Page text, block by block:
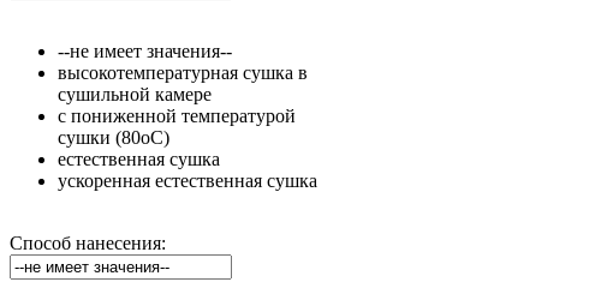
--не имеет значения--
высокотемпературная сушка в
сушильной камере
с пониженной температурой
сушки (80оС)
естественная сушка
ускоренная естественная сушка
Способ нанесения: